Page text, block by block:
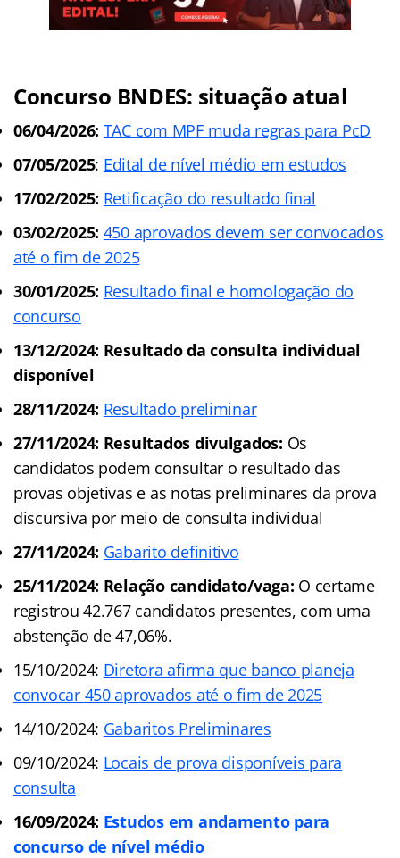
Concurso BNDES: situação atual
06/04/2026: TAC com MPF muda regras para PcD
07/05/2025: Edital de nível médio em estudos
17/02/2025: Retificação do resultado final
03/02/2025: 450 aprovados devem ser convocados
até o fim de 2025
30/01/2025: Resultado final e homologação do
concurso
13/12/2024: Resultado da consulta individual
disponível
28/11/2024: Resultado preliminar
27/11/2024: Resultados divulgados: Os
candidatos podem consultar o resultado das
provas objetivas e as notas preliminares da prova
discursiva por meio de consulta individual
27/11/2024: Gabarito definitivo
25/11/2024: Relação candidato/vaga: O certame
registrou 42.767 candidatos presentes, com uma
abstenção de 47,06%.
15/10/2024: Diretora afirma que banco planeja
convocar 450 aprovados até o fim de 2025
14/10/2024: Gabaritos Preliminares
09/10/2024: Locais de prova disponíveis para
consulta
16/09/2024: Estudos em andamento para
concurso de nível médio